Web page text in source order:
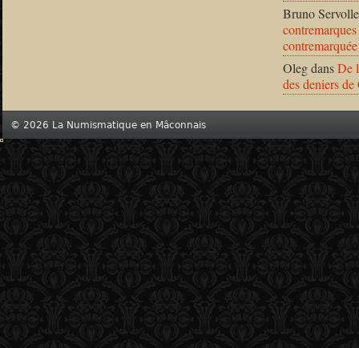
Bruno Servolle
OlegdansDe
des deniers
© 2026 La Numismatique en Mâconnais